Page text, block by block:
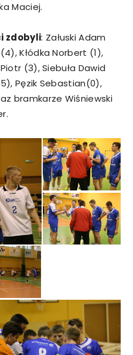
Maciej.
zdobyli: Załuski Adam
Kłódka Norbert (1),
(3), Siebuła Dawid
Pęzik Sebastian(0),
bramkarze Wiśniewski